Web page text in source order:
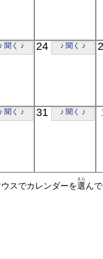
♪ 聞く ♪ 24 ♪ 聞く ♪
♪ 聞く ♪ 31 ♪ 聞く ♪
スでカレンダーを選
えら
ん